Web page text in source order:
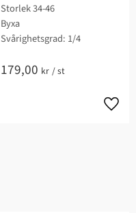
Storlek 34-46
Byxa
Svårighetsgrad: 1/4​
179,00 kr /st